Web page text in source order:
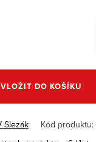
VLOŽIT DO KOŠÍKU
Slezák Kód produktu: